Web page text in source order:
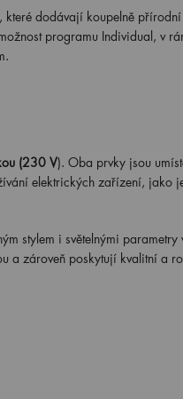
dodávají koupelně
programu Individual, v
(230 V). Oba prvky jsou
elektrických zařízení, jako
stylem i světelnými parametry
a zároveň poskytují kvalitní a